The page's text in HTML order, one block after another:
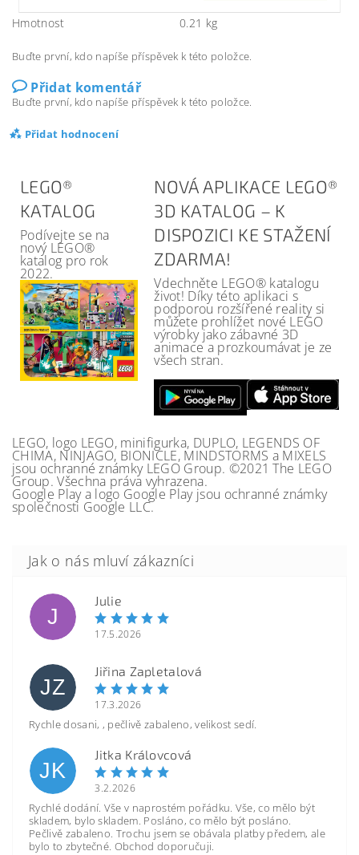
Hmotnost 0.21 kg
Buďte první, kdo napíše příspěvek k této položce.
Přidat komentář
Buďte první, kdo napíše příspěvek k této položce.
Přidat hodnocení
LEGO®
KATALOG
Podívejte se na
nový LEGO®
katalog pro rok
2022.
NOVÁ APLIKACE LEGO®
3D KATALOG – K
DISPOZICI KE STAŽENÍ
ZDARMA!
Vdechněte LEGO® katalogu
život! Díky této aplikaci s
podporou rozšířené reality si
můžete prohlížet nové LEGO
výrobky jako zábavné 3D
animace a prozkoumávat je ze
všech stran.
LEGO, logo LEGO, minifigurka, DUPLO, LEGENDS OF
CHIMA, NINJAGO, BIONICLE, MINDSTORMS a MIXELS
jsou ochranné známky LEGO Group. ©2021 The LEGO
Group. Všechna práva vyhrazena.
Google Play a logo Google Play jsou ochranné známky
společnosti Google LLC.
J
Julie
17.5.2026
JZ
Jiřina Zapletalová
17.3.2026
Rychle dosani, , pečlivě zabaleno, velikost sedí.
JK
Jitka Královcová
3.2.2026
Rychlé dodání. Vše v naprostém pořádku. Vše, co mělo být
skladem, bylo skladem. Posláno, co mělo být posláno.
Pečlivě zabaleno. Trochu jsem se obávala platby předem, ale
bylo to zbytečné. Obchod doporučuji.